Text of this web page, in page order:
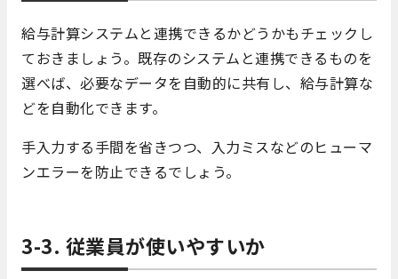
給与計算システムと連携できるかどうかもチェックし
ておきましょう。既存のシステムと連携できるものを
選べば、必要なデータを自動的に共有し、給与計算な
どを自動化できます。
手入力する手間を省きつつ、入力ミスなどのヒューマ
ンエラーを防止できるでしょう。
3-3. 従業員が使いやすいか